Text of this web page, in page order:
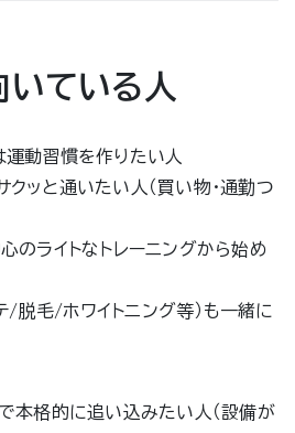
いている人
運動習慣を作りたい人
ッと通いたい人（買い物・通勤つ
のライトなトレーニングから始め
/脱毛/ホワイトニング等）も一緒に
本格的に追い込みたい人（設備が